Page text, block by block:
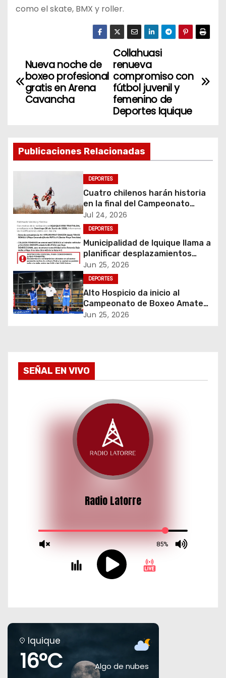
como el skate, BMX y roller.
N
a
g
a
i
ó
n
d
e
e
r
Collahuasi
renueva
compromiso con
fútbol juvenil y
femenino de
Deportes Iquique
Nueva noche de
boxeo profesional
gratis en Arena
Cavancha
Publicaciones Relacionadas
DEPORTES
Cuatro chilenos harán historia
en la final del Campeonato
Amateur de Motocross más
importante del mundo
Jul 24, 2026
DEPORTES
Municipalidad de Iquique llama a
planificar desplazamientos
durante Iquique 5150 Triathlon
Jun 25, 2026
DEPORTES
Alto Hospicio da inicio al
Campeonato de Boxeo Amateur
Olímpico Guantes de Oro
Jun 25, 2026
SEÑAL EN VIVO
Iquique
16°C Algo de nubes